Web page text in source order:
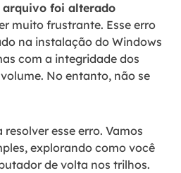
arquivo foi alterado
muito frustrante. Esse erro
na instalação do Windows
com a integridade dos
No entanto, não se
esse erro. Vamos
explorando como você
de volta nos trilhos.